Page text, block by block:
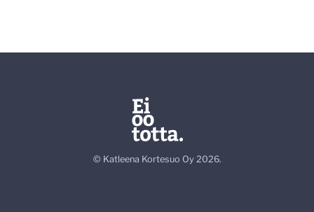
© Katleena Kortesuo Oy 2026.